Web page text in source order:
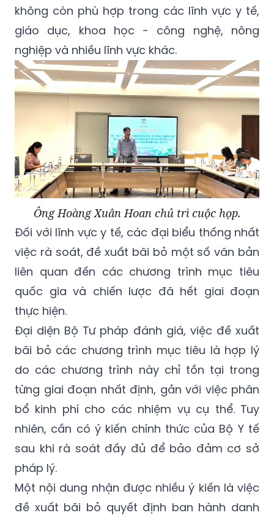
không còn phù hợp trong các lĩnh vực y tế,
giáo dục, khoa học - công nghệ, nông
nghiệp và nhiều lĩnh vực khác.
Ông Hoàng Xuân Hoan chủ trì cuộc họp.
Đối với lĩnh vực y tế, các đại biểu thống nhất
việc rà soát, đề xuất bãi bỏ một số văn bản
liên quan đến các chương trình mục tiêu
quốc gia và chiến lược đã hết giai đoạn
thực hiện.
Đại diện Bộ Tư pháp đánh giá, việc đề xuất
bãi bỏ các chương trình mục tiêu là hợp lý
do các chương trình này chỉ tồn tại trong
từng giai đoạn nhất định, gắn với việc phân
bổ kinh phí cho các nhiệm vụ cụ thể. Tuy
nhiên, cần có ý kiến chính thức của Bộ Y tế
sau khi rà soát đầy đủ để bảo đảm cơ sở
pháp lý.
Một nội dung nhận được nhiều ý kiến là việc
đề xuất bãi bỏ quyết định ban hành danh